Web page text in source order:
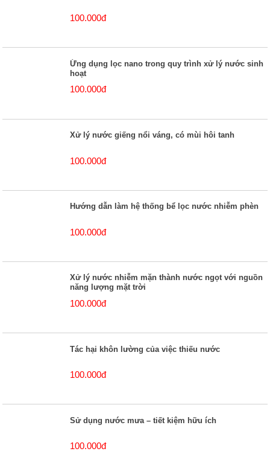
100.000đ
Ứng dụng lọc nano trong quy trình xử lý nước sinh
hoạt
100.000đ
Xử lý nước giếng nổi váng, có mùi hôi tanh
100.000đ
Hướng dẫn làm hệ thống bể lọc nước nhiễm phèn
100.000đ
Xử lý nước nhiễm mặn thành nước ngọt với nguồn
năng lượng mặt trời
100.000đ
Tác hại khôn lường của việc thiếu nước
100.000đ
Sử dụng nước mưa – tiết kiệm hữu ích
100.000đ